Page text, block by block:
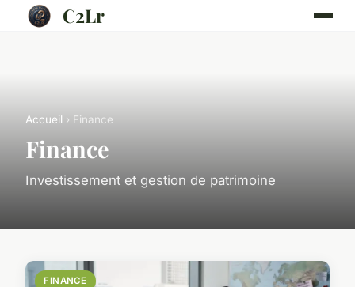
C2Lr
Accueil › Finance
Finance
Investissement et gestion de patrimoine
FINANCE